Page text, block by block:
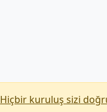
Hiçbir kuruluş sizi